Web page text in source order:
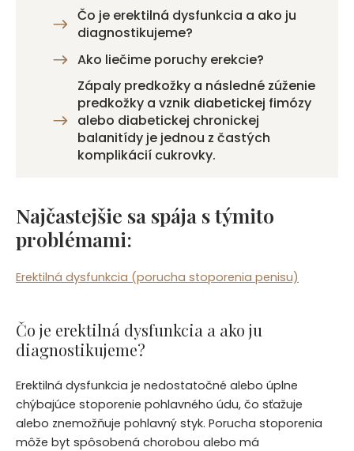
Čo je erektilná dysfunkcia a ako ju
diagnostikujeme?
Ako liečime poruchy erekcie?
Zápaly predkožky a následné zúženie
predkožky a vznik diabetickej fimózy
alebo diabetickej chronickej
balanitídy je jednou z častých
komplikácií cukrovky.
Najčastejšie sa spája s týmito
problémami:
Erektilná dysfunkcia (porucha stoporenia penisu)
Čo je erektilná dysfunkcia a ako ju
diagnostikujeme?
Erektilná dysfunkcia je nedostatočné alebo úplne
chýbajúce stoporenie pohlavného údu, čo sťažuje
alebo znemožňuje pohlavný styk. Porucha stoporenia
môže byt spôsobená chorobou alebo má